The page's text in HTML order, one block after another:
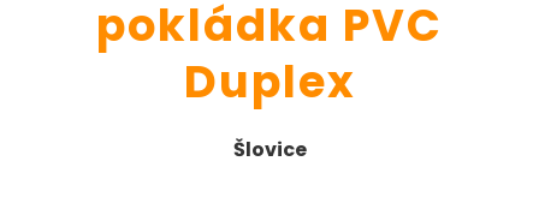
pokládka PVC
Duplex
Šlovice